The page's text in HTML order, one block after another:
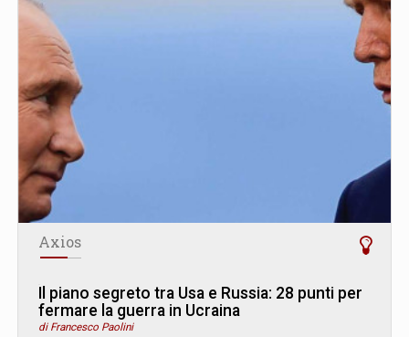
Axios
Il piano segreto tra Usa e Russia: 28 punti per
fermare la guerra in Ucraina
di Francesco Paolini